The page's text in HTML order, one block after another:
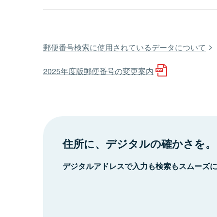
郵便番号検索に使用されているデータについて
2025年度版郵便番号の変更案内
住所に、デジタルの確かさを。
デジタルアドレスで入力も検索もスムーズ